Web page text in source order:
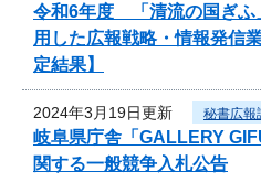
令和6年度 「清流の国ぎふ
用した広報戦略・情報発信
定結果】
2024年3月19日更新 秘書広報
岐阜県庁舎「GALLERY
関する一般競争入札公告